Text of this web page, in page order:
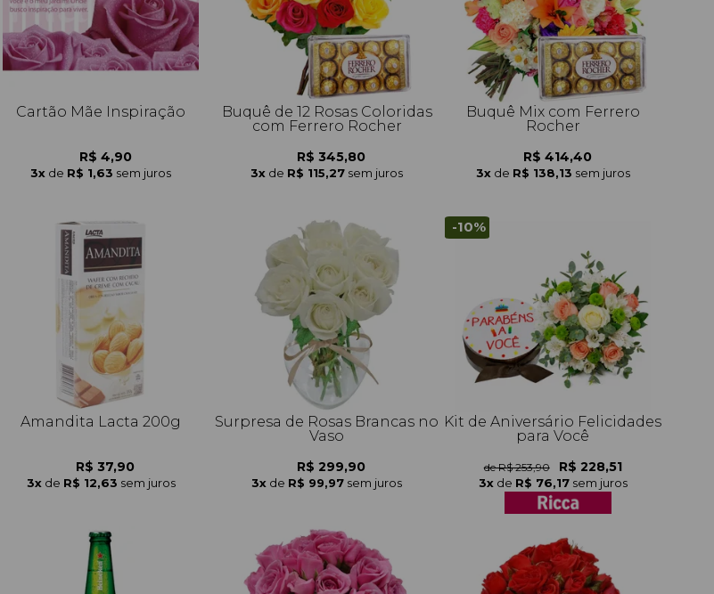
Cartão Mãe Inspiração
R$ 4,90
3x de R$ 1,63 sem juros
Buquê de 12 Rosas Coloridas
com Ferrero Rocher
R$ 345,80
3x de R$ 115,27 sem juros
Buquê Mix com Ferrero
Rocher
R$ 414,40
3x de R$ 138,13 sem juros
Amandita Lacta 200g
R$ 37,90
3x de R$ 12,63 sem juros
Surpresa de Rosas Brancas no
Vaso
R$ 299,90
3x de R$ 99,97 sem juros
-10%
Kit de Aniversário Felicidades
para Você
de R$ 253,90 R$ 228,51
3x de R$ 76,17 sem juros